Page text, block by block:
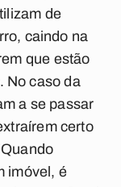
de
caindo na
que estão
No caso da
a se passar
certo
imóvel, é